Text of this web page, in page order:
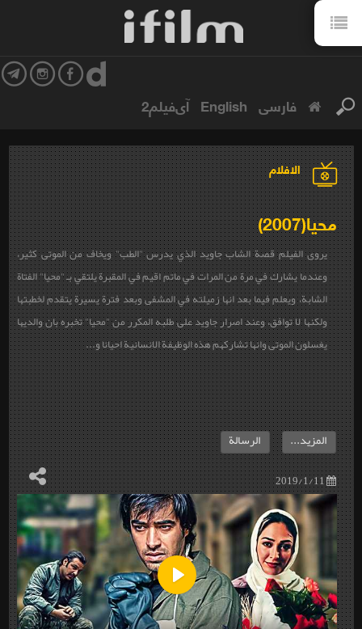
فارسی English آی‌فیلم2
الافلام
محيا(2007)
یروی الفیلم قصة الشاب جاوید الذي يدرس "الطب" ويخاف من الموتى كثير،
وعندما يشارك في مرة من المرات في ماتم اقيم في المقبرة يلتقي بـ "محيا" الفتاة
الشابة، ويعلم فيما بعد انها زميلته في المشفى وبعد فترة يسيرة يتقدم لخطبتها
ولكنها لا توافق، وعند اصرار جاويد على طلبه المكرر من "محيا" تخبره بان والديها
يغسلون الموتى وانها تشاركهم هذه الوظيفة الانسانية احيانا و...
2019/1/11
المزيد... الرسالة
Play